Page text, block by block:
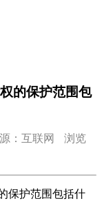
的保护范围包
：互联网
浏览
护范围包括什